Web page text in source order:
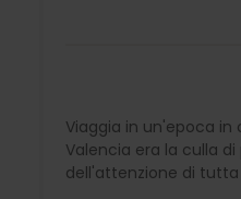
Viaggia in un'epoca in
Valencia era la culla
dell'attenzione di tutta